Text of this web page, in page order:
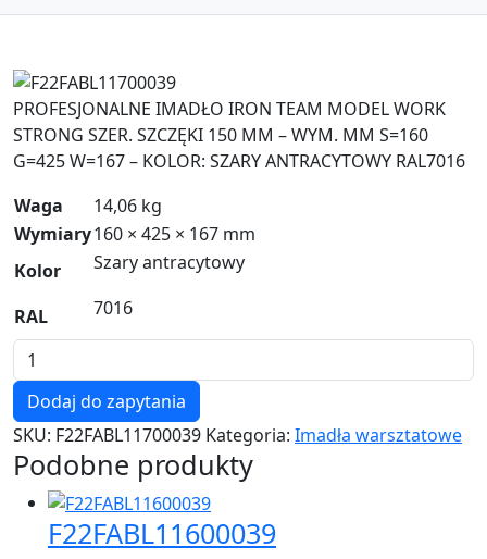
Zoom
PROFESJONALNE IMADŁO IRON TEAM MODEL WORK
STRONG SZER. SZCZĘKI 150 MM – WYM. MM S=160
G=425 W=167 – KOLOR: SZARY ANTRACYTOWY RAL7016
Waga
14,06 kg
Wymiary160 × 425 × 167 mm
Kolor
Szary antracytowy
RAL
7016
ilość
F22FABL11700039
Dodaj do zapytania
SKU: F22FABL11700039 Kategoria: Imadła warsztatowe
Podobne produkty
F22FABL11600039